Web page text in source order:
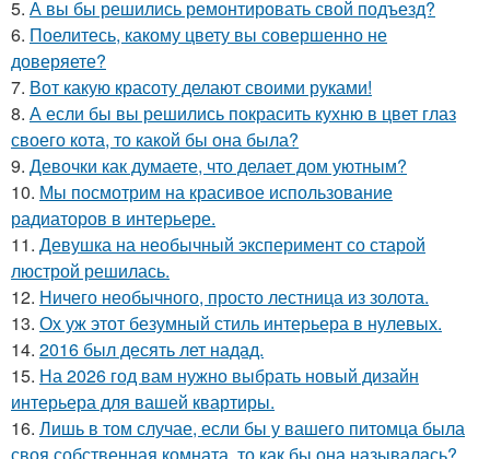
5. А вы бы решились ремонтировать свой подъезд?
6. Поелитесь, какому цвету вы совершенно не
доверяете?
7. Вот какую красоту делают своими руками!
8. А если бы вы решились покрасить кухню в цвет глаз
своего кота, то какой бы она была?
9. Девочки как думаете, что делает дом уютным?
10. Мы посмотрим на красивое использование
радиаторов в интерьере.
11. Девушка на необычный эксперимент со старой
люстрой решилась.
12. Ничего необычного, просто лестница из золота.
13. Ох уж этот безумный стиль интерьера в нулевых.
14. 2016 был десять лет надад.
15. На 2026 год вам нужно выбрать новый дизайн
интерьера для вашей квартиры.
16. Лишь в том случае, если бы у вашего питомца была
своя собственная комната, то как бы она называлась?